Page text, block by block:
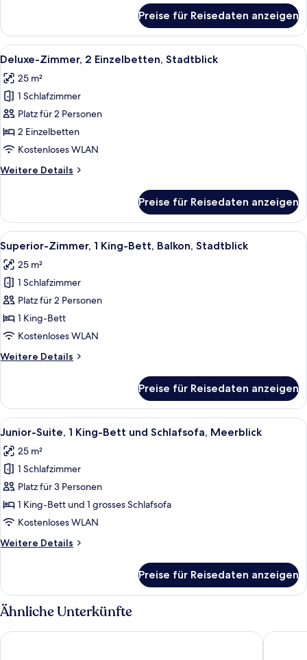
Zimmer,
1 King-
Bett,
Preise für Reisedaten anzeigen
Alle
Fotos
für
Deluxe-
Zimmer,
2 Einzelbetten,
Stadtblick
Ein Hotelzimmer mit zwei Betten,
5
Deluxe-Zimmer, 2 Einzelbetten, Stadtblick
25 m²
1 Schlafzimmer
Platz für 2 Personen
2 Einzelbetten
Kostenloses WLAN
Weitere Details
Weitere
Zimmer,
2 Einzelbetten,
Stadtblick
Preise für Reisedaten anzeigen
Alle
Fotos
für
Superior-
Zimmer,
1 King-
Bett,
Stadtblick
Ein Hotelzimmer mit Bett,
6
Superior-Zimmer, 1 King-Bett, Balkon, Stadtblick
25 m²
1 Schlafzimmer
Platz für 2 Personen
1 King-Bett
Kostenloses WLAN
Weitere Details
Weitere
Zimmer,
1 King-
Bett,
Stadtblick
Preise für Reisedaten anzeigen
Alle
Fotos
für
Junior-
Suite,
1 King-
Bett
Schlafsofa,
Eine schwarze elektronische
5
Junior-Suite, 1 King-Bett und Schlafsofa, Meerblick
25 m²
1 Schlafzimmer
Platz für 3 Personen
1 King-Bett und 1 grosses Schlafsofa
Kostenloses WLAN
Weitere Details
Weitere
Suite,
1 King-
Bett
Schlafsofa,
Preise für Reisedaten anzeigen
Ähnliche Unterkünfte
Eurostars Matosinhos Holiday